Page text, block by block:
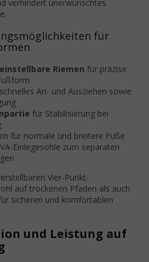
verhindert unerwünschtes
für
Riemen für präzise
An- und Ausziehen sowie
für Stabilisierung bei
für normale und breitere Füße
Einlegesohle zum separaten
Vier-Punkt-
auf trockenen Pfaden als auch
sicheren und komfortablen
und Leistung auf